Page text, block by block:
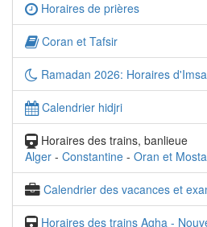
Horaires de prières
Coran et Tafsir
Ramadan 2026: Horaires
Calendrier hidjri
Horaires des trains, banlieue
Alger - Constantine - Oran et
Calendrier des vacances et
Horaires des trains Agha -